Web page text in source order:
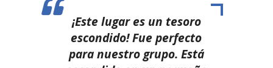
¡Este lugar es un tesoro
escondido! Fue perfecto
para nuestro grupo. Está